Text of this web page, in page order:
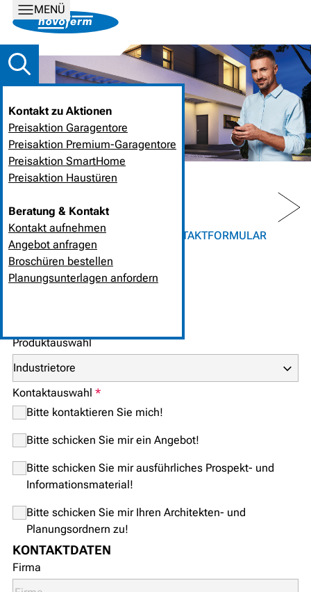
MENÜ
Kontakt zu Aktionen
Preisaktion Garagentore
Preisaktion Premium-Garagentore
Preisaktion SmartHome
Preisaktion Haustüren
Beratung & Kontakt
Kontakt aufnehmen
Angebot anfragen
Broschüren bestellen
Planungsunterlagen anfordern
NEXT
HOME UNTERNEHMEN KONTAKTFORMULAR
KONTAKTFORMULAR
Produktauswahl
Kontaktauswahl *
Bitte kontaktieren Sie mich!
Bitte schicken Sie mir ein Angebot!
Bitte schicken Sie mir ausführliches Prospekt- und
Informationsmaterial!
Bitte schicken Sie mir Ihren Architekten- und
Planungsordnern zu!
KONTAKTDATEN
Firma